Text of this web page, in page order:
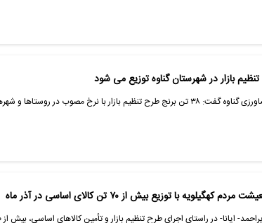
با نرخ مصوب در روستاها و شهرهای شهرستان گناوه توزیع می‌شود.
کهگیلویه با توزیع بیش از ۷۰ تن کالای اساسی در آذر ماه
ایانا- در راستای اجرای طرح تنظیم بازار و تأمین کالاهای اساسی، بیش از ۷۰ تن اقلام در شهرستان…